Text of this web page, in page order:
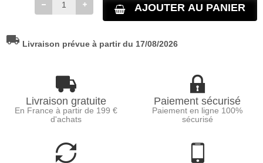
AJOUTER AU PANIER
local_shipping Livraison prévue à partir du 17/08/2026
Livraison gratuite
En France à partir de 199 €
d'achats
Paiement sécurisé
Paiement en ligne 100%
sécurisé